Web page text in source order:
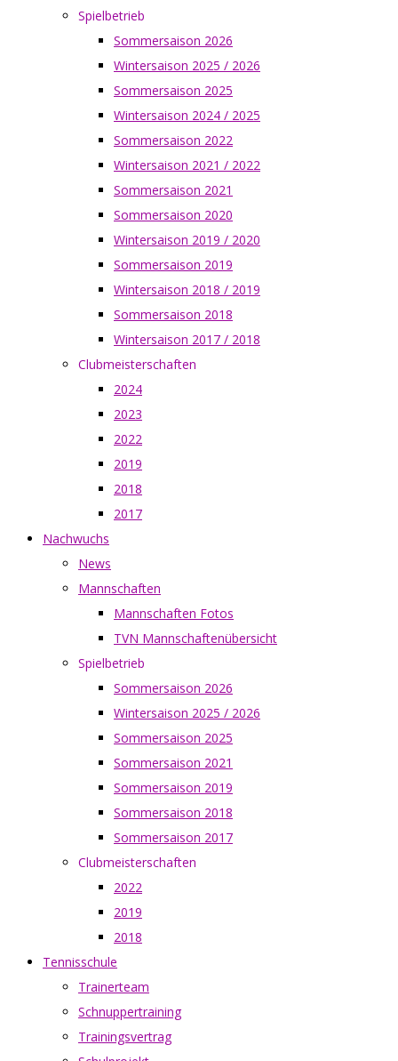
Spielbetrieb
Sommersaison 2026
Wintersaison 2025 / 2026
Sommersaison 2025
Wintersaison 2024 / 2025
Sommersaison 2022
Wintersaison 2021 / 2022
Sommersaison 2021
Sommersaison 2020
Wintersaison 2019 / 2020
Sommersaison 2019
Wintersaison 2018 / 2019
Sommersaison 2018
Wintersaison 2017 / 2018
Clubmeisterschaften
2024
2023
2022
2019
2018
2017
Nachwuchs
News
Mannschaften
Mannschaften Fotos
TVN Mannschaftenübersicht
Spielbetrieb
Sommersaison 2026
Wintersaison 2025 / 2026
Sommersaison 2025
Sommersaison 2021
Sommersaison 2019
Sommersaison 2018
Sommersaison 2017
Clubmeisterschaften
2022
2019
2018
Tennisschule
Trainerteam
Schnuppertraining
Trainingsvertrag